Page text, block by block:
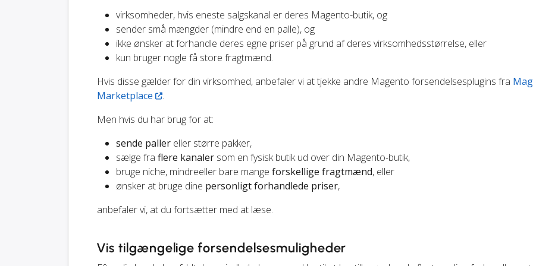
virksomheder, hvis eneste salgskanal er deres Magento-butik, og
sender små mængder (mindre end en palle), og
ikke ønsker at forhandle deres egne priser på grund af deres virksomhedsstørrelse, eller
kun bruger nogle få store fragtmænd.
Hvis disse gælder for din virksomhed, anbefaler vi at tjekke andre Magento forsendelsesplugins fra
Marketplace
.
Men hvis du har brug for at:
sende paller eller større pakker,
sælge fra flere kanaler som en fysisk butik ud over din Magento-butik,
bruge niche, mindreeller bare mange forskellige fragtmænd, eller
ønsker at bruge dine personligt forhandlede priser,
anbefaler vi, at du fortsætter med at læse.
Vis tilgængelige forsendelsesmuligheder